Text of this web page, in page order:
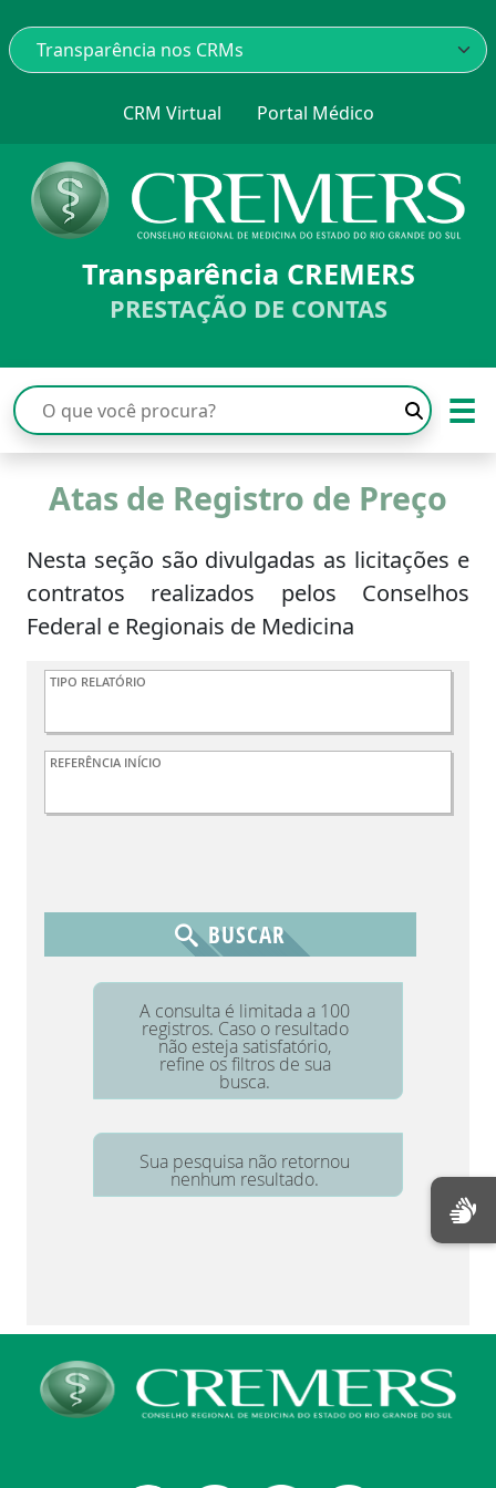
CRM Virtual Portal Médico
Transparência CREMERS
PRESTAÇÃO DE CONTAS
☰
Atas de Registro de Preço
Nesta seção são divulgadas as licitações e
contratos realizados pelos Conselhos
Federal e Regionais de Medicina